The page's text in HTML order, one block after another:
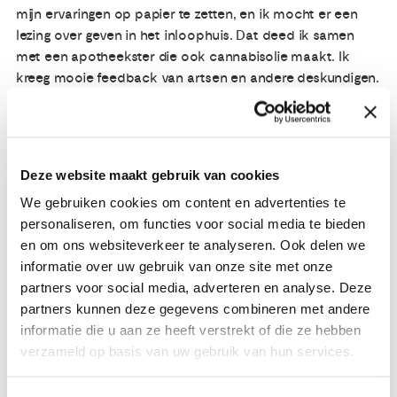
Deze website maakt gebruik van cookies
We gebruiken cookies om content en advertenties te
personaliseren, om functies voor social media te bieden
en om ons websiteverkeer te analyseren. Ook delen we
informatie over uw gebruik van onze site met onze
partners voor social media, adverteren en analyse. Deze
partners kunnen deze gegevens combineren met andere
informatie die u aan ze heeft verstrekt of die ze hebben
verzameld op basis van uw gebruik van hun services.
mijn ervaringen op papier te zetten, en ik mocht er een
lezing over geven in het inloophuis. Dat deed ik samen
met een apotheekster die ook cannabisolie maakt. Ik
kreeg mooie feedback van artsen en andere deskundigen.
Die lezingen hebben mij in mijn kracht gezet.’
‘Ik besloot te solliciteren, en was open over mijn
comfortzone treden en mij aannemen. Mijn ziekenhuis
durfde het wel aan. Voordat ik ziek werd, heb ik als
projectcoördinator subsidieaanvragen voor
wetenschappelijk onderzoek begeleid. Het Catharina
Ziekenhuis wilde als topklinisch ziekenhuis graag meer
onderzoek doen en kon mijn expertise met
subsidietrajecten dan ook goed gebruiken. Ik draai weer
volledig mee!